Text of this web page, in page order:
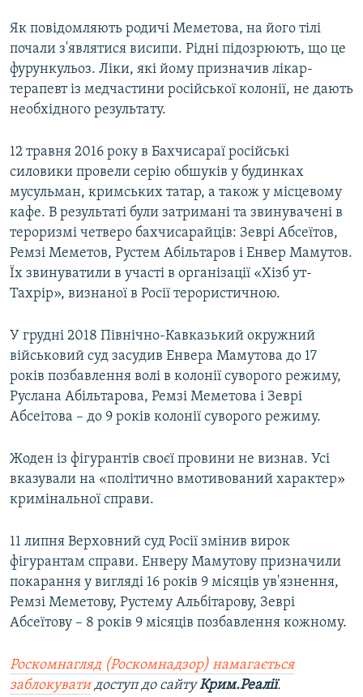
Як повідомляють родичі Меметова, на його тілі
почали з'являтися висипи. Рідні підозрюють, що це
фурункульоз. Ліки, які йому призначив лікар-
терапевт із медчастини російської колонії, не дають
необхідного результату.
12 травня 2016 року в Бахчисараї російські
силовики провели серію обшуків у будинках
мусульман, кримських татар, а також у місцевому
кафе. В результаті були затримані та звинувачені в
тероризмі четверо бахчисарайців: Зеврі Абсеїтов,
Ремзі Меметов, Рустем Абільтаров і Енвер Мамутов.
Їх звинуватили в участі в організації «Хізб ут-
Тахрір», визнаної в Росії терористичною.
У грудні 2018 Північно-Кавказький окружний
військовий суд засудив Енвера Мамутова до 17
років позбавлення волі в колонії суворого режиму,
Руслана Абільтарова, Ремзі Меметова і Зеврі
Абсеітова – до 9 років колонії суворого режиму.
Жоден із фігурантів своєї провини не визнав. Усі
вказували на «політично вмотивований характер»
кримінальної справи.
11 липня Верховний суд Росії змінив вирок
фігурантам справи. Енверу Мамутову призначили
покарання у вигляді 16 років 9 місяців ув'язнення,
Ремзі Меметову, Рустему Альбітарову, Зеврі
Абсеїтову – 8 років 9 місяців позбавлення кожному.
Роскомнагляд (Роскомнадзор) намагається
заблокуватидоступ до сайтуКрим.Реалії.